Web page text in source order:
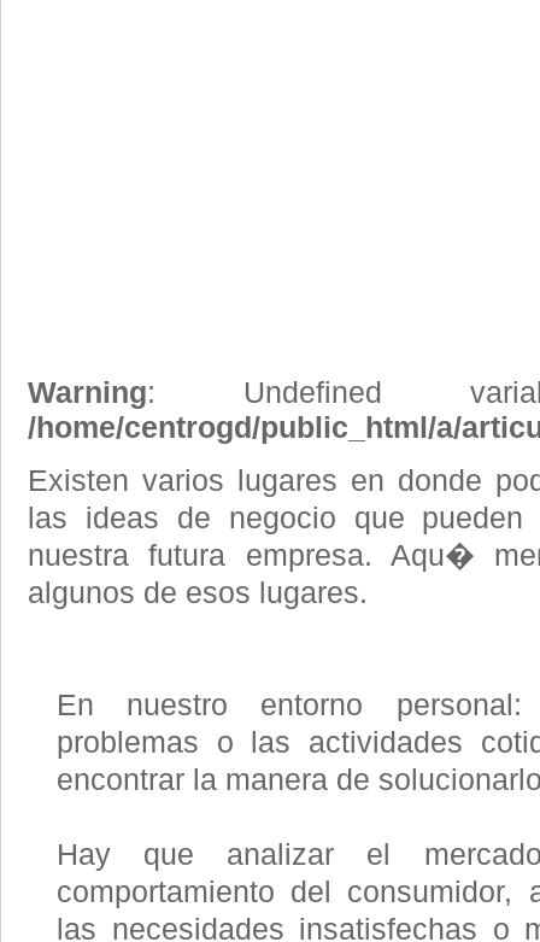
Warning: Undefined
/home/centrogd/public_html/a/
Existen varios lugares en donde
las ideas de negocio que pueden
nuestra futura empresa. Aqu�
algunos de esos lugares.
En nuestro entorno
problemas o las actividades
encontrar la manera de
Hay que analizar el
comportamiento del consumidor,
las necesidades insatisfechas o